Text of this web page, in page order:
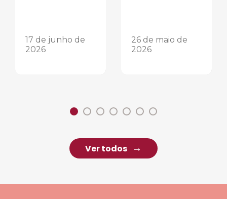
17 de junho de
2026
26 de maio de
2026
Ver todos